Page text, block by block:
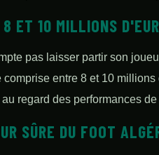
ET 10 MILLIONS
pas laisser partir son
entre 8 et 10
regard des performances
SÛRE DU FOOT